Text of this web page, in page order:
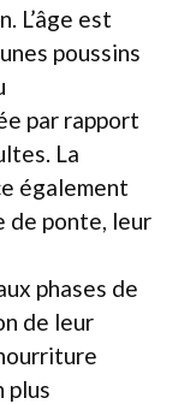
L’âge est
poussins
par rapport
La
également
de ponte, leur
phases de
de leur
plus